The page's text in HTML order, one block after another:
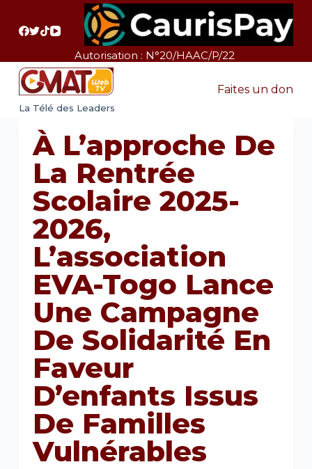
a
Autorisation : N°20/HAAC/P/22
La Télé des Leaders
Faites un don
À L’approche De
La Rentrée
Scolaire 2025-
2026,
L’association
EVA-Togo Lance
Une Campagne
De Solidarité En
Faveur
D’enfants Issus
De Familles
Vulnérables